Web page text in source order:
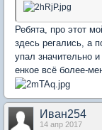
Ребята, про этот
здесь регались, а
упал значительно
енкое всё более-
Иван254
14 апр 2017